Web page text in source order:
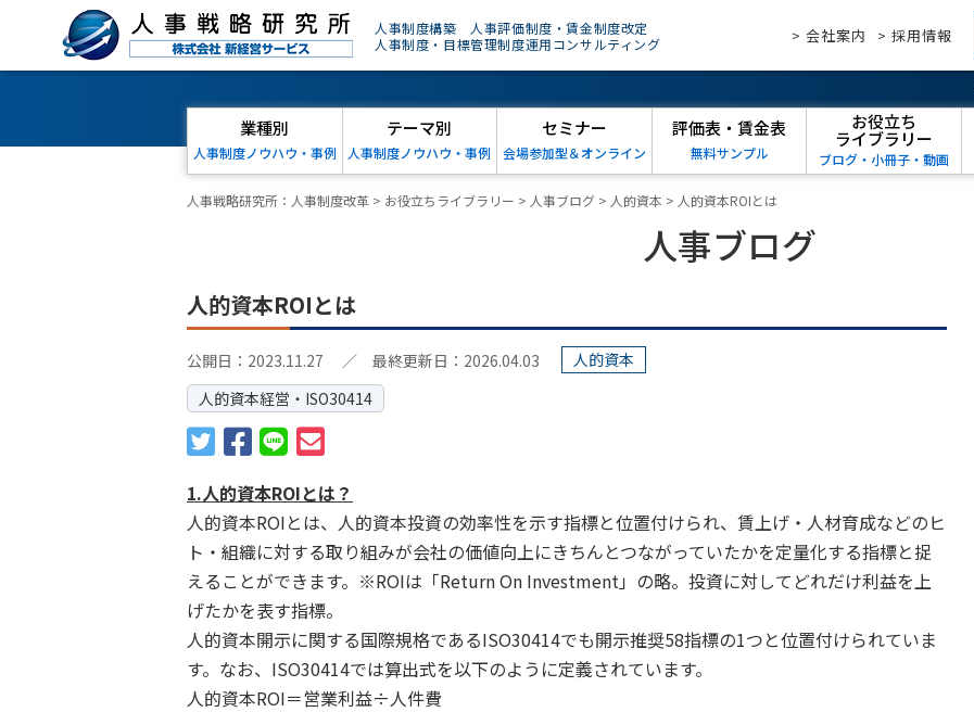
人事制度構築 人事評価制度・賃金制度改定
人事制度・目標管理制度運用コンサルティング
> 会社案内 > 採用情報
業種別
人事制度ノウハウ・事例
テーマ別
人事制度ノウハウ・事例
セミナー
会場参加型＆オンライン
評価表・賃金表
無料サンプル
お役立ち
ライブラリー
ブログ・小冊子・動画
人事戦略研究所：人事制度改革 > お役立ちライブラリー > 人事ブログ > 人的資本 > 人的資本ROIとは
人事ブログ
人的資本ROIとは
公開日：2023.11.27 ／ 最終更新日：2026.04.03
人的資本
人的資本経営・ISO30414
1.人的資本ROIとは？
人的資本ROIとは、人的資本投資の効率性を示す指標と位置付けられ、賃上げ・人材育成などのヒ
ト・組織に対する取り組みが会社の価値向上にきちんとつながっていたかを定量化する指標と捉
えることができます。※ROIは「Return On Investment」の略。投資に対してどれだけ利益を上
げたかを表す指標。
人的資本開示に関する国際規格であるISO30414でも開示推奨58指標の1つと位置付けられていま
す。なお、ISO30414では算出式を以下のように定義されています。
人的資本ROI＝営業利益÷人件費